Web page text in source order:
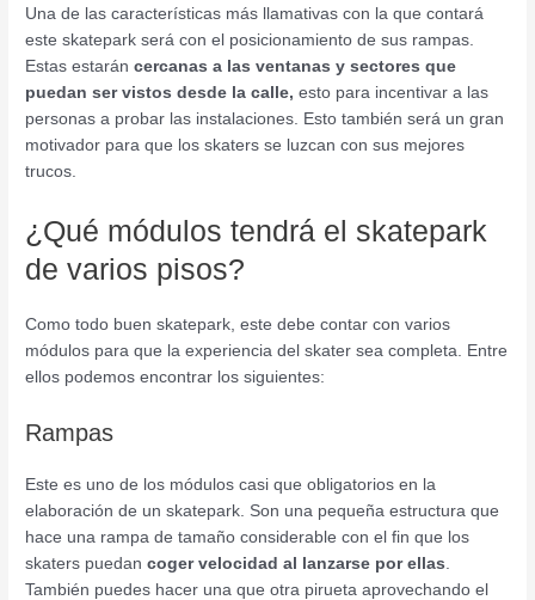
Una de las características más llamativas con la que contará
este skatepark será con el posicionamiento de sus rampas.
Estas estaráncercanas a las ventanas y sectores que
puedan ser vistos desde la calle, esto para incentivar a las
personas a probar las instalaciones. Esto también será un gran
motivador para que los skaters se luzcan con sus mejores
trucos.
¿Qué módulos tendrá el skatepark
de varios pisos?
Como todo buen skatepark, este debe contar con varios
módulos para que la experiencia del skater sea completa. Entre
ellos podemos encontrar los siguientes:
Rampas
Este es uno de los módulos casi que obligatorios en la
elaboración de un skatepark. Son una pequeña estructura que
hace una rampa de tamaño considerable con el fin que los
skaters puedancoger velocidad al lanzarse por ellas
También puedes hacer una que otra pirueta aprovechando el